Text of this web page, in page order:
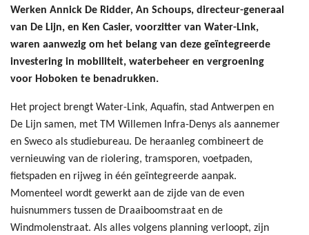
Werken Annick De Ridder, An Schoups, directeur-generaal
van De Lijn, en Ken Casier, voorzitter van Water-Link,
waren aanwezig om het belang van deze geïntegreerde
investering in mobiliteit, waterbeheer en vergroening
voor Hoboken te benadrukken.
Het project brengt Water-Link, Aquafin, stad Antwerpen en
De Lijn samen, met TM Willemen Infra-Denys als aannemer
en Sweco als studiebureau. De heraanleg combineert de
vernieuwing van de riolering, tramsporen, voetpaden,
fietspaden en rijweg in één geïntegreerde aanpak.
Momenteel wordt gewerkt aan de zijde van de even
huisnummers tussen de Draaiboomstraat en de
Windmolenstraat. Als alles volgens planning verloopt, zijn